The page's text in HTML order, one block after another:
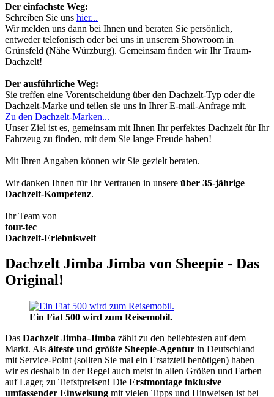
Der einfachste Weg:
Schreiben Sie uns hier...
Wir melden uns dann bei Ihnen und beraten Sie persönlich,
entweder telefonisch oder bei uns in unserem Showroom in
Grünsfeld (Nähe Würzburg). Gemeinsam finden wir Ihr Traum-
Dachzelt!
Der ausführliche Weg:
Sie treffen eine Vorentscheidung über den Dachzelt-Typ oder die
Dachzelt-Marke und teilen sie uns in Ihrer E-mail-Anfrage mit.
Zu den Dachzelt-Marken...
Unser Ziel ist es, gemeinsam mit Ihnen Ihr perfektes Dachzelt für Ihr
Fahrzeug zu finden, mit dem Sie lange Freude haben!
Mit Ihren Angaben können wir Sie gezielt beraten.
Wir danken Ihnen für Ihr Vertrauen in unsere über 35-jährige
Dachzelt-Kompetenz.
Ihr Team von
tour-tec
Dachzelt-Erlebniswelt
Dachzelt Jimba Jimba von Sheepie - Das
Original!
Ein Fiat 500 wird zum Reisemobil.
Das Dachzelt Jimba-Jimba zählt zu den beliebtesten auf dem
Markt. Als älteste und größte Sheepie-Agentur in Deutschland
mit Service-Point (sollten Sie mal ein Ersatzteil benötigen) haben
wir es deshalb in der Regel auch meist in allen Größen und Farben
auf Lager, zu Tiefstpreisen! Die Erstmontage inklusive
umfassender Einweisung mit vielen Tipps und Hinweisen ist bei